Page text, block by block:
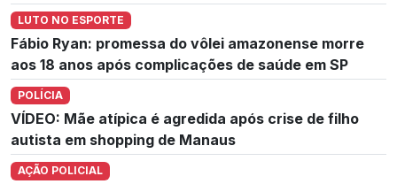
LUTO NO ESPORTE
Fábio Ryan: promessa do vôlei amazonense morre
aos 18 anos após complicações de saúde em SP
POLÍCIA
VÍDEO: Mãe atípica é agredida após crise de filho
autista em shopping de Manaus
AÇÃO POLICIAL